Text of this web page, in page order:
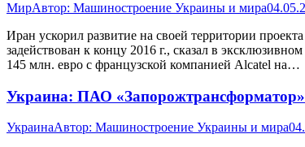
МирАвтор: Машиностроение Украины и мира
Иран ускорил развитие на своей территории
задействован к концу 2016 г., сказал в
145 млн. евро с французской компанией Alcatel на…
Украина: ПАО
УкраинаАвтор: Машиностроение Украины и мира